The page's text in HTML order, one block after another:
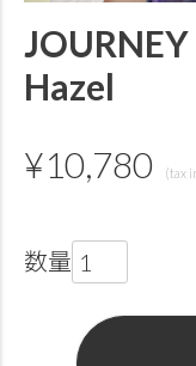
JOURNEY
Hazel
¥10,780